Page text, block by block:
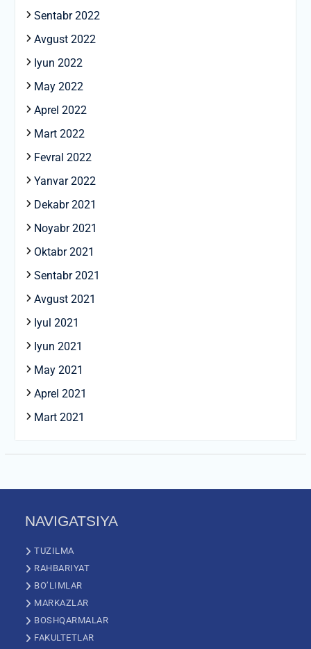
Sentabr 2022
Avgust 2022
Iyun 2022
May 2022
Aprel 2022
Mart 2022
Fevral 2022
Yanvar 2022
Dekabr 2021
Noyabr 2021
Oktabr 2021
Sentabr 2021
Avgust 2021
Iyul 2021
Iyun 2021
May 2021
Aprel 2021
Mart 2021
NAVIGATSIYA
TUZILMA
RAHBARIYAT
BO’LIMLAR
MARKAZLAR
BOSHQARMALAR
FAKULTETLAR